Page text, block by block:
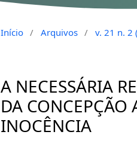
Início / Arquivos / v. 21 n. 2
A NECESSÁRIA
DA CONCEPÇÃO
INOCÊNCIA